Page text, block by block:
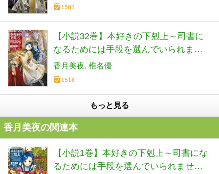
1581
【小説32巻】本好きの下剋上～司書に
なるためには手段を選んでいられませ
ん～第五部「女神の化身Ⅺ」
香月美夜 椎名優
1518
もっと見る
香月美夜の関連本
【小説1巻】本好きの下剋上～司書にな
るためには手段を選んでいられません